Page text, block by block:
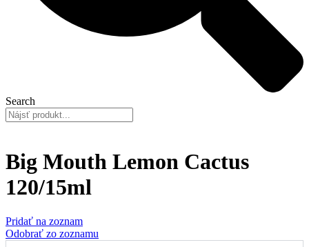
Search
Big Mouth Lemon Cactus
120/15ml
Pridať na zoznam
Odobrať zo zoznamu